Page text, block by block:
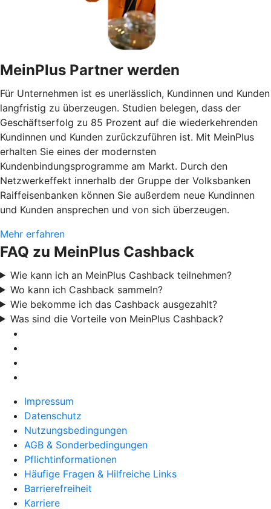
MeinPlus Partner werden
Für Unternehmen ist es unerlässlich, Kundinnen und Kunden
langfristig zu überzeugen. Studien belegen, dass der
Geschäftserfolg zu 85 Prozent auf die wiederkehrenden
Kundinnen und Kunden zurückzuführen ist. Mit MeinPlus
erhalten Sie eines der modernsten
Kundenbindungsprogramme am Markt. Durch den
Netzwerkeffekt innerhalb der Gruppe der Volksbanken
Raiffeisenbanken können Sie außerdem neue Kundinnen
und Kunden ansprechen und von sich überzeugen.
Mehr erfahren
FAQ zu MeinPlus Cashback
Wie kann ich an MeinPlus Cashback teilnehmen?
Wo kann ich Cashback sammeln?
Wie bekomme ich das Cashback ausgezahlt?
Was sind die Vorteile von MeinPlus Cashback?
Impressum
Datenschutz
Nutzungsbedingungen
AGB & Sonderbedingungen
Pflichtinformationen
Häufige Fragen & Hilfreiche Links
Barrierefreiheit
Karriere